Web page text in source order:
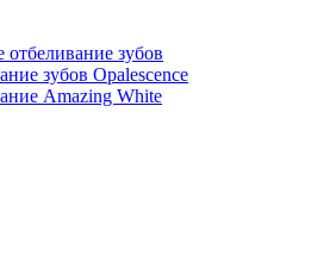
отбеливание зубов
зубов Opalescence
Amazing White